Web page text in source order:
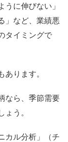
うに伸びない」
」など、業績悪
タイミングで
ります。
なら、季節需要
う。
カル分析」（チ